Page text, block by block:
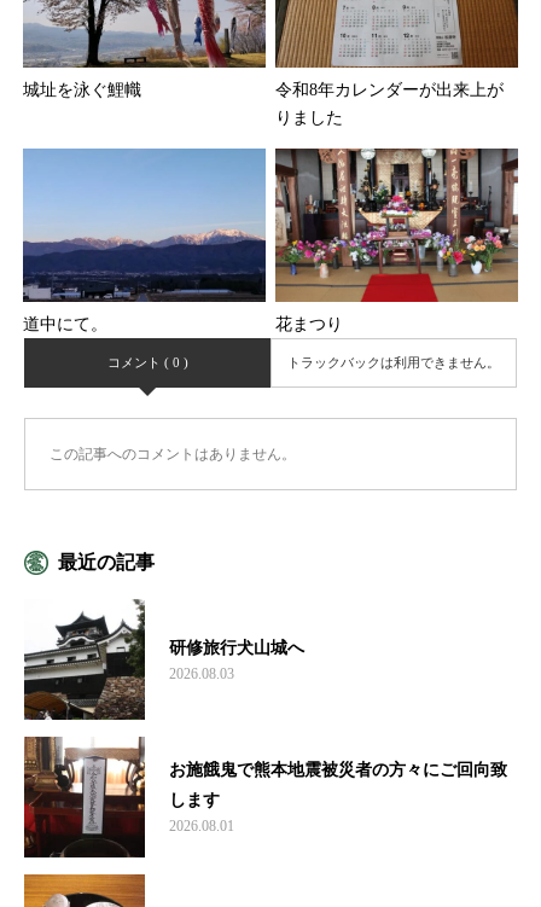
城址を泳ぐ鯉幟
令和8年カレンダーが出来上が
りました
道中にて。 花まつり
コメント ( 0 ) トラックバックは利用できません。
この記事へのコメントはありません。
最近の記事
研修旅行犬山城へ
2026.08.03
お施餓鬼で熊本地震被災者の方々にご回向致
します
2026.08.01